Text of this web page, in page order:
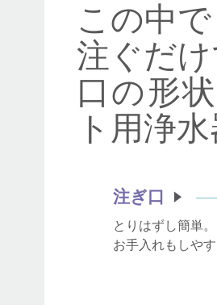
この中
注ぐだ
口の形
ト用浄
注ぎ口
とりはずし簡単。
お手入れもしや